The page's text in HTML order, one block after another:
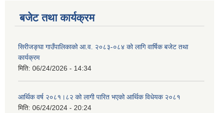
बजेट तथा कार्यक्रम
सिरीजङ्घा गाउँपालिकाको आ.व. २०८३-०८४ को लागि वार्षिक बजेट तथा
कार्यक्रम
मिति: 06/24/2026 - 14:34
आर्थिक वर्ष २०८१।८२ को लागी पारित भएको आर्थिक विधेयक २०८१
मिति: 06/24/2024 - 20:24